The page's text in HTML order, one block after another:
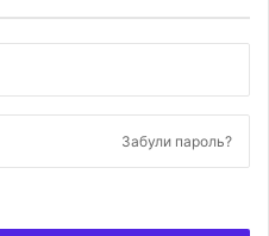
Забули пароль?